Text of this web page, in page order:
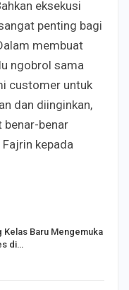
eksekusi
penting bagi
membuat
ngobrol sama
customer untuk
dan diinginkan,
benar-benar
kepada
Kelas Baru Mengemuka
di…